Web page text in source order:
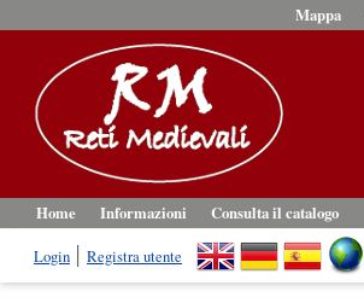
Mappa
Home Informazioni
Consulta il catalogo
Login
Registra utente